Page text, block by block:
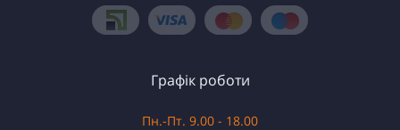
Графік роботи
Пн.-Пт. 9.00 - 18.00